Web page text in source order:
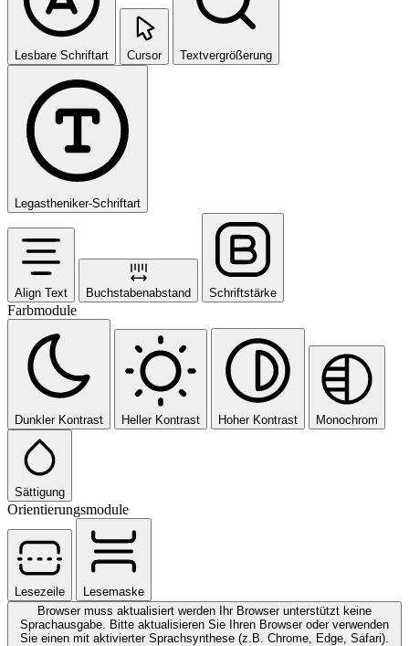
Lesbare Schriftart Cursor Textvergrößerung
Legastheniker-Schriftart
Align Text Buchstabenabstand Schriftstärke
Farbmodule
Dunkler Kontrast Heller Kontrast Hoher Kontrast Monochrom
Sättigung
Orientierungsmodule
Lesezeile
Lesemaske
Browser muss aktualisiert werden
Ihr Browser unterstützt keine
Sprachausgabe. Bitte aktualisieren Sie Ihren Browser oder verwenden
Sie einen mit aktivierter Sprachsynthese (z.B. Chrome, Edge, Safari).